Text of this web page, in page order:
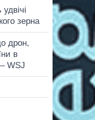
зерна
дрон,
в
WSJ